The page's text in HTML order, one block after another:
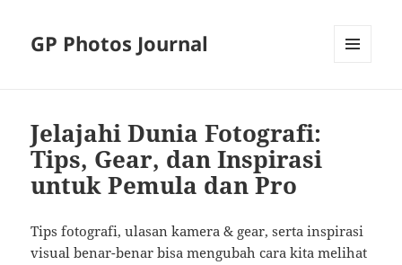
GP Photos Journal
Jelajahi Dunia Fotografi:
Tips, Gear, dan Inspirasi
untuk Pemula dan Pro
Tips fotografi, ulasan kamera & gear, serta inspirasi
visual benar-benar bisa mengubah cara kita melihat